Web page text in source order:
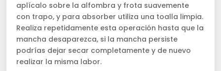
aplícalo sobre la alfombra y frota suavemente
con trapo, y para absorber utiliza una toalla limpia.
Realiza repetidamente esta operación hasta que la
mancha desaparezca, si la mancha persiste
podrías dejar secar completamente y de nuevo
realizar la misma labor.